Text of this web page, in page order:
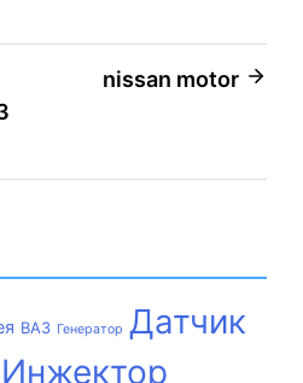
nissan motor
ВАЗ Генератор Датчик
Инжектор